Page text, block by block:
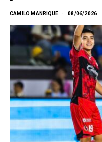
CAMILO MANRIQUE 08/06/2026